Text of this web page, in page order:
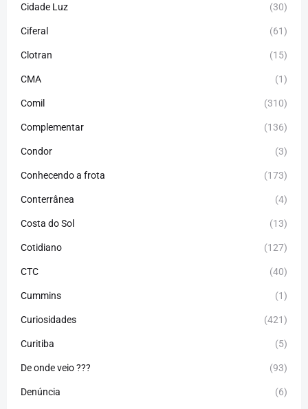
Cidade Luz (30)
Ciferal (61)
Clotran (15)
CMA (1)
Comil (310)
Complementar (136)
Condor (3)
Conhecendo a frota (173)
Conterrânea (4)
Costa do Sol (13)
Cotidiano (127)
CTC (40)
Cummins (1)
Curiosidades (421)
Curitiba (5)
De onde veio ??? (93)
Denúncia (6)